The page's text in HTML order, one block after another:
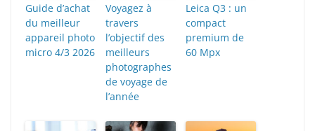
Guide d’achat
du meilleur
appareil photo
micro 4/3 2026
Voyagez à
travers
l’objectif des
meilleurs
photographes
de voyage de
l’année
Leica Q3 : un
compact
premium de
60 Mpx